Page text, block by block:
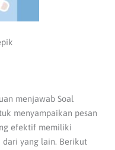
menjawab Soal
menyampaikan pesan
efektif memiliki
dari yang lain. Berikut